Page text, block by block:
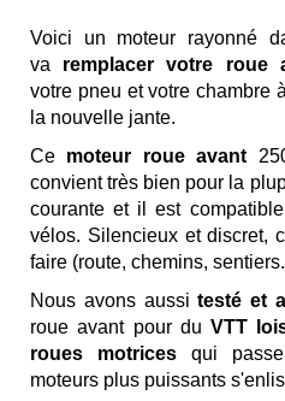
of
images
gallery
Voici un moteur rayonné
va
remplacer votre roue
votre pneu et votre chambre
la nouvelle jante.
Ce moteur roue avant
convient très bien pour la
courante et il est
vélos. Silencieux et discret,
faire (route, chemins,
Nous avons aussitesté et
roue avant pour duVTT
roues motrices qui
moteurs plus puissants